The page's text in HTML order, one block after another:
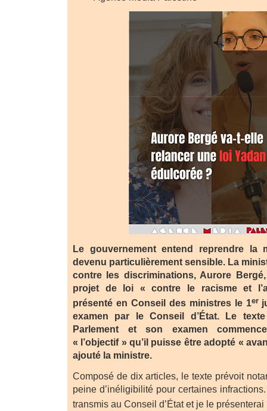
Le gouvernement entend reprendre la
devenu particulièrement sensible. La
contre les discriminations, Aurore
projet de loi « contre le racisme et
présenté en Conseil des ministres le 1er
examen par le Conseil d’État. Le
Parlement et son examen
« l’objectif » qu’il puisse être adopté «
ajouté la ministre.
Composé de dix articles, le texte prévoit
peine d’inéligibilité pour certaines
transmis au Conseil d’État et je le présenterai